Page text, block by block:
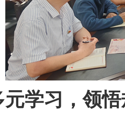
元学习，领